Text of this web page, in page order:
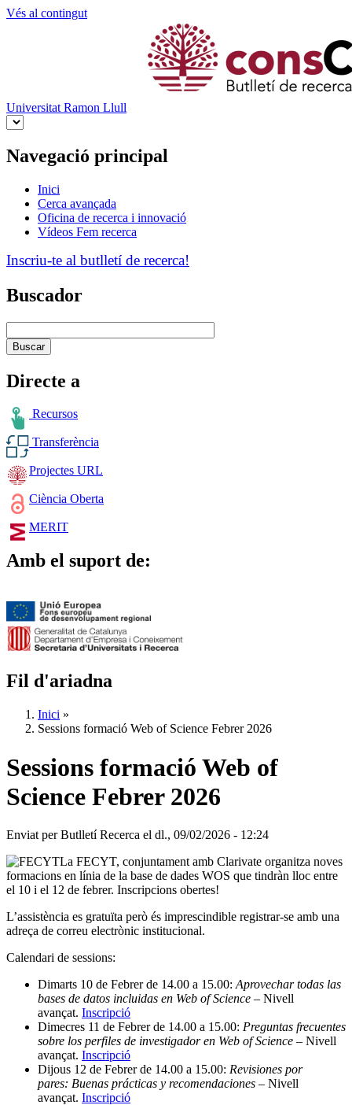
Vés al contingut
Universitat Ramon Llull
Navegació principal
Inici
Cerca avançada
Oficina de recerca i innovació
Vídeos Fem recerca
Inscriu-te al butlletí de recerca!
Buscador
Directe a
Recursos
Transferència
Projectes URL
Ciència Oberta
MERIT
Amb el suport de:
Fil d'ariadna
Inici »
Sessions formació Web of Science Febrer 2026
Sessions formació Web of
Science Febrer 2026
Enviat perButlletí Recerca el dl., 09/02/2026 - 12:24
La FECYT, conjuntament amb Clarivate organitza noves
formacions en línia de la base de dades WOS que tindràn lloc entre
el 10 i el 12 de febrer. Inscripcions obertes!
L’assistència es gratuïta però és imprescindible registrar-se amb una
adreça de correu electrònic institucional.
Calendari de sessions:
Dimarts 10 de Febrer de 14.00 a 15.00: Aprovechar todas las
bases de datos incluidas en Web of Science – Nivell
avançat. Inscripció
Dimecres 11 de Febrer de 14.00 a 15.00: Preguntas frecuentes
sobre los perfiles de investigador en Web of Science – Nivell
avançat. Inscripció
Dijous 12 de Febrer de 14.00 a 15.00: Revisiones por
pares: Buenas prácticas y recomendaciones – Nivell
avançat. Inscripció